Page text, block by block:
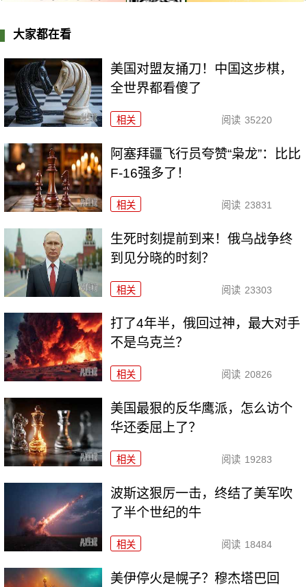
大家都在看
美国对盟友捅刀！中国这步棋，
全世界都看傻了
相关 阅读 35220
阿塞拜疆飞行员夸赞“枭龙”：比比
F-16强多了！
相关 阅读 23831
生死时刻提前到来！俄乌战争终
到见分晓的时刻？
相关 阅读 23303
打了4年半，俄回过神，最大对手
不是乌克兰？
相关 阅读 20826
美国最狠的反华鹰派，怎么访个
华还委屈上了？
相关 阅读 19283
波斯这狠厉一击，终结了美军吹
了半个世纪的牛
相关 阅读 18484
美伊停火是幌子？穆杰塔巴回